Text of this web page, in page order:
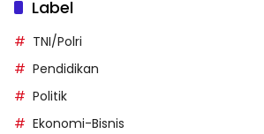
Label
TNI/Polri
Pendidikan
Politik
Ekonomi-Bisnis